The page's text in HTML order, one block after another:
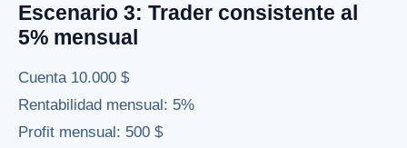
Escenario 3: Trader consistente al
5% mensual
Cuenta 10.000 $
Rentabilidad mensual: 5%
Profit mensual: 500 $